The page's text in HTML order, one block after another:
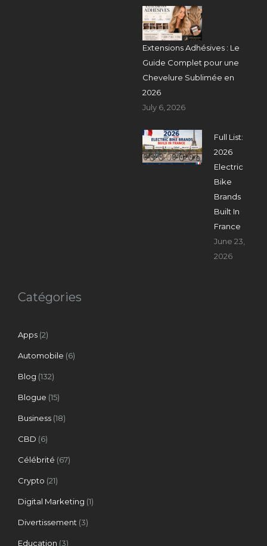
Extensions Adhésives : Le
Guide Complet pour une
Chevelure Sublimée en
2026
July 6, 2026
Full List:
2026
Electric
Bike
Brands
Built In
France
June 23,
2026
Catégories
Apps (2)
Automobile (6)
Blog (132)
Blogue (15)
Business (18)
CBD (6)
Célébrité (67)
Crypto (21)
Digital Marketing (1)
Divertissement (3)
Education (3)